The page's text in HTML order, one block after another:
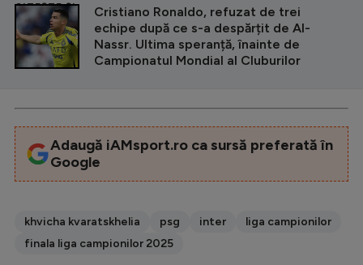
CITEȘTE ȘI
Cristiano Ronaldo, refuzat de trei
echipe după ce s-a despărțit de Al-
Nassr. Ultima speranță, înainte de
Campionatul Mondial al Cluburilor
Adaugă iAMsport.ro ca sursă preferată în
Google
khvicha kvaratskhelia psg inter
liga campionilor
finala liga campionilor 2025